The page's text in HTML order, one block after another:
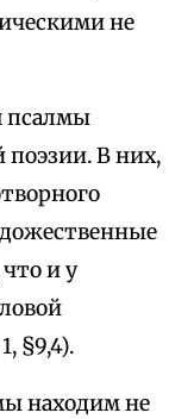
не
псалмы
поэзии. В них,
и у
§9,4).
находим не